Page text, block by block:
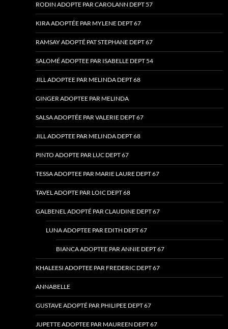
RODIN ADOPTE PAR CAROLANN DEPT 57
KIRA ADOPTÉE PAR MYLENE DEPT 67
RAMSAY ADOPTÉ PAT STEPHANE DEPT 67
SALOMÉ ADOPTEE PAR ISABELLE DEPT 54
JILL ADOPTEE PAR MELINDA DEPT 68
GINGER ADOPTEE PAR MELINDA
SALSA ADOPTÉE PAR VALERIE DEPT 67
JILL ADOPTEE PAR MELINDA DEPT 68
PINTO ADOPTE PAR LUC DEPT 67
TESSA ADOPTEE PAR MARIE LAURE DEPT 67
TAVEL ADOPTE PAR LOIC DEPT 68
GALBENEL ADOPTÉ PAR CLAUDINE DEPT 67
LUNA ADOPTEE PAR EDITH DEPT 67
BIANCA ADOPTEE PAR ANNIE DEPT 67
KHALEESI ADOPTEE PAR FREDERIC DEPT 67
ANNABELLE
GUSTAVE ADOPTÉ PAR PHILIPEE DEPT 67
JUPETTE ADOPTEE PAR MAUREEN DEPT 67